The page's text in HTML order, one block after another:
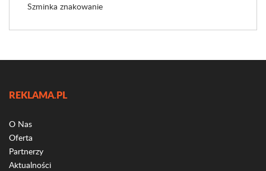
Szminka znakowanie
REKLAMA.PL
O Nas
Oferta
Partnerzy
Aktualności